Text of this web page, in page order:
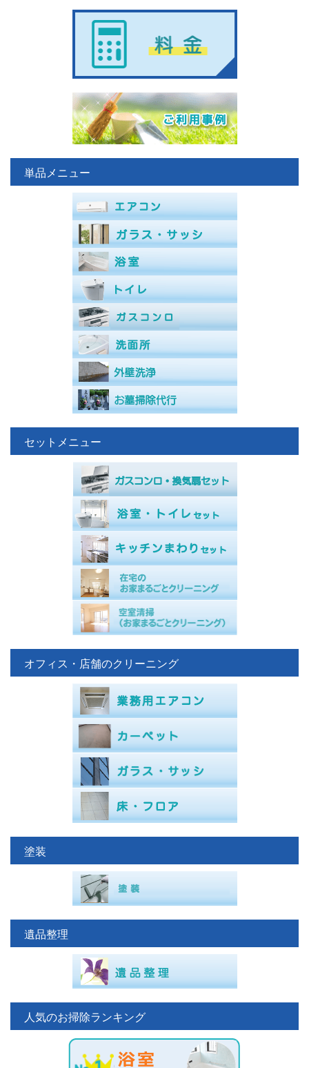
単品メニュー
セットメニュー
オフィス・店舗のクリーニング
塗装
遺品整理
人気のお掃除ランキング